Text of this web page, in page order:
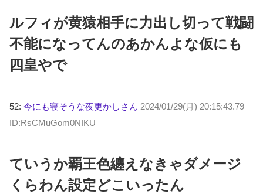
ルフィが黄猿相手に力出し切って戦闘
不能になってんのあかんよな仮にも
四皇やで
52: 今にも寝そうな夜更かしさん 2024/01/29(月) 20:15:43.79
ID:RsCMuGom0NIKU
ていうか覇王色纏えなきゃダメージ
くらわん設定どこいったん